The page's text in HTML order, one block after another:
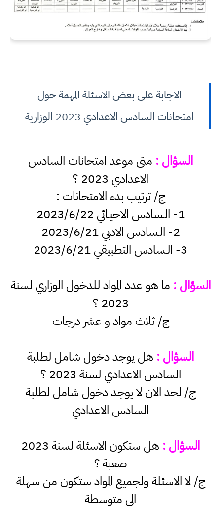
الاجابة على بعض الاسئلة المهمة حول
امتحانات السادس الاعدادي 2023 الوزارية
السؤال : متى موعد امتحانات السادس
الاعدادي 2023 ؟
ج/ ترتيب بدء الامتحانات :
1- الـسادس الاحيـائي 2023/6/22
2- الـسادس الادبي 2023/6/21
3- الـسادس التطبيقي 2023/6/21
السؤال : ما هو عدد المواد للدخول الوزاري لسنة
2023 ؟
ج/ ثلاث مواد و عشر درجات
السؤال : هل يوجد دخول شامل لطلبة
السادس الاعدادي لسنة 2023 ؟
ج/ لحد الان لا يوجد دخول شامل لطلبة
السادس الاعدادي
السؤال :
هل ستكون الاسئلة لسنة 2023
صعبة ؟
ج/ لا الاسئلة ولجميع المواد ستكون من سهلة
الى متوسطة